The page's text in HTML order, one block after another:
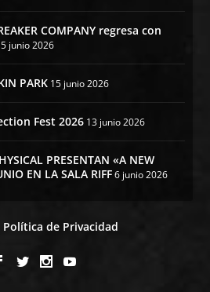
COMPANY regresa con
junio 2026
PARK 15 junio 2026
Fest 2026 13 junio 2026
PRESENTAN «A NEW
EN LA SALA RIFF 6 junio 2026
Política de Privacidad